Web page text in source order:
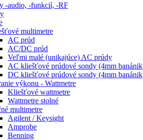
-audio, -funkcií, -RF
multimetre
AC prúd
AC/DC prúd
Veľmi malé (unikajúce) AC prúdy
AC kliešťové prúdové sondy (4mm
DC kliešťové prúdové sondy (4mm
výkonu - Wattmetre
Kliešťové wattmetre
Wattmetre stolné
multimetre
Agilent / Keysight
Amprobe
Benning